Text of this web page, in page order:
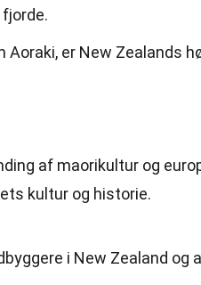
Aoraki, er New Zealands
af maorikultur og
kultur og historie.
i New Zealand og